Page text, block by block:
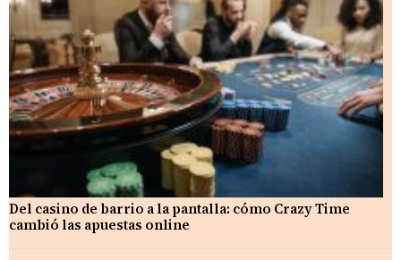
Del casino de barrio a la pantalla: cómo Crazy Time
cambió las apuestas online